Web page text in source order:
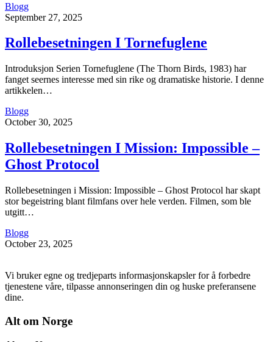
Blogg
September 27, 2025
Rollebesetningen I Tornefuglene
Introduksjon Serien Tornefuglene (The Thorn Birds, 1983) har
fanget seernes interesse med sin rike og dramatiske historie. I denne
artikkelen…
Blogg
October 30, 2025
Rollebesetningen I Mission: Impossible –
Ghost Protocol
Rollebesetningen i Mission: Impossible – Ghost Protocol har skapt
stor begeistring blant filmfans over hele verden. Filmen, som ble
utgitt…
Blogg
October 23, 2025
Vi bruker egne og tredjeparts informasjonskapsler for å forbedre
tjenestene våre, tilpasse annonseringen din og huske preferansene
dine.
Alt om Norge